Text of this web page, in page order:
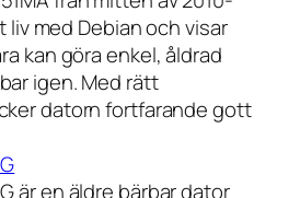
med Debian och visar
kan göra enkel, åldrad
igen. Med rätt
datorn fortfarande gott
är en äldre bärbar dator